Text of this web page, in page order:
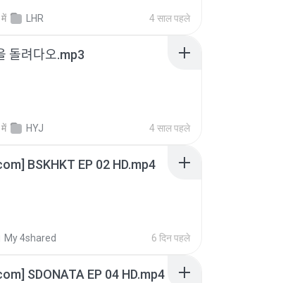
में LHR 4 साल पहले
돌려다오.mp3
में HYJ 4 साल पहले
BSKHKT EP 02 HD.mp4
My 4shared 6 दिन पहले
SDONATA EP 04 HD.mp4